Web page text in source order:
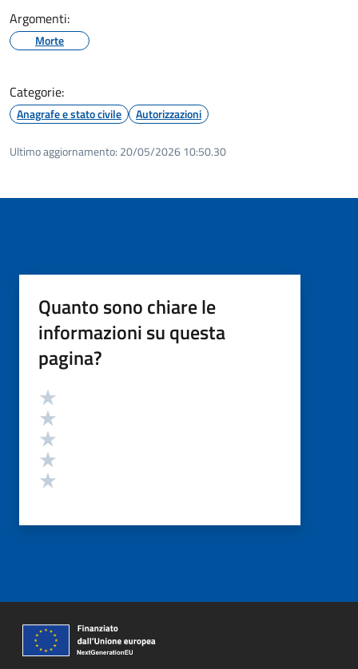
Argomenti:
Morte
Categorie:
Anagrafe e stato civile Autorizzazioni
Ultimo aggiornamento: 20/05/2026 10:50.30
Quanto sono chiare le
informazioni su questa
pagina?
Valutazione